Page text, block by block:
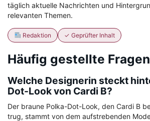
täglich aktuelle Nachrichten und
relevanten Themen.
Redaktion ✓ Geprüfter Inhalt
Häufig gestellte Fragen
Welche Designerin steckt
Dot-Look von Cardi B?
Der braune Polka-Dot-Look, den Cardi B
trug, stammt von dem aufstrebenden